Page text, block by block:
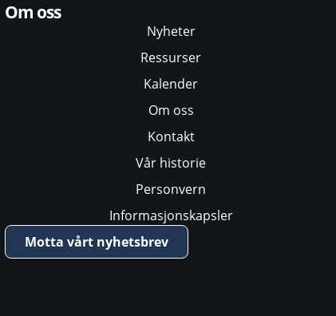
Om oss
Nyheter
Ressurser
Kalender
Om oss
Kontakt
Vår historie
Personvern
Informasjonskapsler
Motta vårt nyhetsbrev